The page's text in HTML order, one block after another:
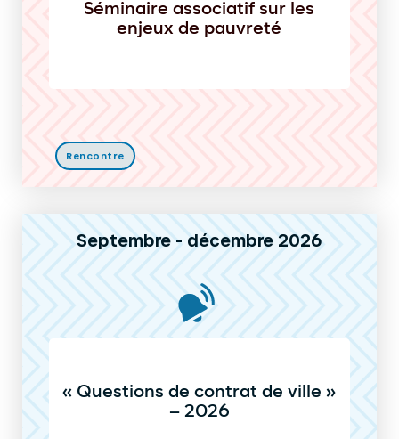
Séminaire associatif sur les
enjeux de pauvreté
Rencontre
Septembre - décembre 2026
« Questions de contrat de ville »
– 2026